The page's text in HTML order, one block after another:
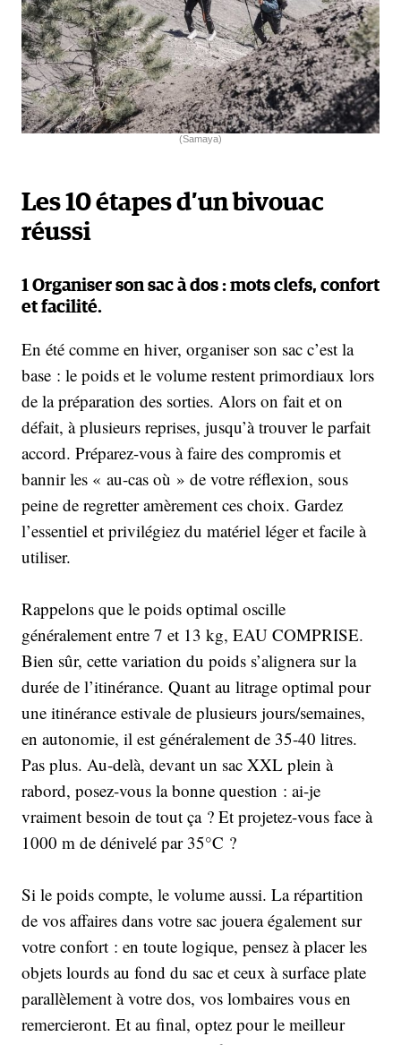
(Samaya)
Les 10 étapes d’un bivouac
réussi
1 Organiser son sac à dos : mots clefs, confort
et facilité.
En été comme en hiver, organiser son sac c’est la
base : le poids et le volume restent primordiaux lors
de la préparation des sorties. Alors on fait et on
défait, à plusieurs reprises, jusqu’à trouver le parfait
accord. Préparez-vous à faire des compromis et
bannir les « au-cas où » de votre réflexion, sous
peine de regretter amèrement ces choix. Gardez
l’essentiel et privilégiez du matériel léger et facile à
utiliser.
Rappelons que le poids optimal oscille
généralement entre 7 et 13 kg, EAU COMPRISE.
Bien sûr, cette variation du poids s’alignera sur la
durée de l’itinérance. Quant au litrage optimal pour
une itinérance estivale de plusieurs jours/semaines,
en autonomie, il est généralement de 35-40 litres.
Pas plus. Au-delà, devant un sac XXL plein à
rabord, posez-vous la bonne question : ai-je
vraiment besoin de tout ça ? Et projetez-vous face à
1000 m de dénivelé par 35°C ?
Si le poids compte, le volume aussi. La répartition
de vos affaires dans votre sac jouera également sur
votre confort : en toute logique, pensez à placer les
objets lourds au fond du sac et ceux à surface plate
parallèlement à votre dos, vos lombaires vous en
remercieront. Et au final, optez pour le meilleur